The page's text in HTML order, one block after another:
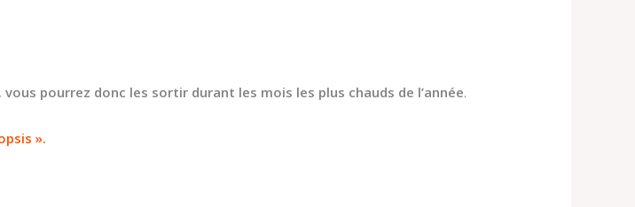
vous pourrez donc les sortir durant les mois les plus chauds de l’année.
».